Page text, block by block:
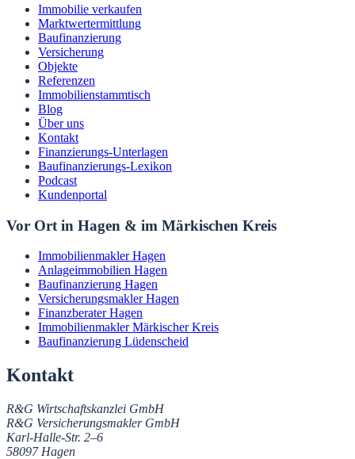
Immobilie verkaufen
Marktwertermittlung
Baufinanzierung
Versicherung
Objekte
Referenzen
Immobilienstammtisch
Blog
Über uns
Kontakt
Finanzierungs-Unterlagen
Baufinanzierungs-Lexikon
Podcast
Kundenportal
Vor Ort in Hagen & im Märkischen Kreis
Immobilienmakler Hagen
Anlageimmobilien Hagen
Baufinanzierung Hagen
Versicherungsmakler Hagen
Finanzberater Hagen
Immobilienmakler Märkischer Kreis
Baufinanzierung Lüdenscheid
Kontakt
R&G Wirtschaftskanzlei GmbH
R&G Versicherungsmakler GmbH
Karl-Halle-Str. 2–6
58097 Hagen